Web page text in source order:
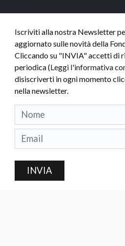
Iscriviti alla nostra Newsletter
aggiornato sulle novità della
Cliccando su "INVIA" accetti di
periodica (Leggi l'informativa
disiscriverti in ogni momento
nella newsletter.
INVIA